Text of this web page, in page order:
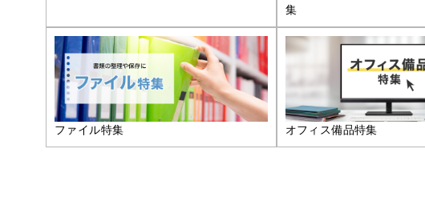
集
ファイル特集 オフィス備品特集